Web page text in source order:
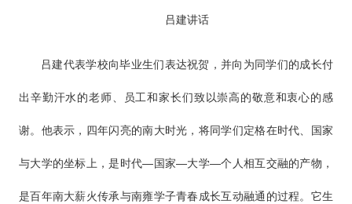
吕建讲话
吕建代表学校向毕业生们表达祝贺，并向为同学们的成长付
出辛勤汗水的老师、员工和家长们致以崇高的敬意和衷心的感
谢。他表示，四年闪亮的南大时光，将同学们定格在时代、国家
与大学的坐标上，是时代—国家—大学—个人相互交融的产物，
是百年南大薪火传承与南雍学子青春成长互动融通的过程。它生